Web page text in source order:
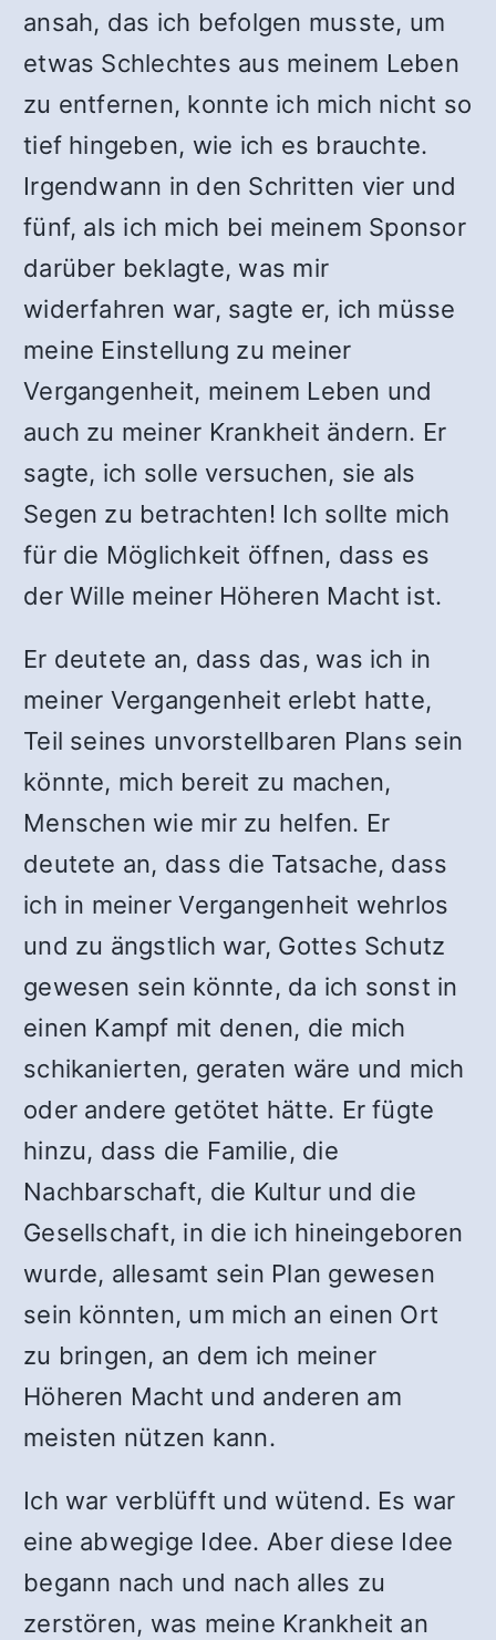
ansah, das ich befolgen musste, um
etwas Schlechtes aus meinem Leben
zu entfernen, konnte ich mich nicht so
tief hingeben, wie ich es brauchte.
Irgendwann in den Schritten vier und
fünf, als ich mich bei meinem Sponsor
darüber beklagte, was mir
widerfahren war, sagte er, ich müsse
meine Einstellung zu meiner
Vergangenheit, meinem Leben und
auch zu meiner Krankheit ändern. Er
sagte, ich solle versuchen, sie als
Segen zu betrachten! Ich sollte mich
für die Möglichkeit öffnen, dass es
der Wille meiner Höheren Macht ist.
Er deutete an, dass das, was ich in
meiner Vergangenheit erlebt hatte,
Teil seines unvorstellbaren Plans sein
könnte, mich bereit zu machen,
Menschen wie mir zu helfen. Er
deutete an, dass die Tatsache, dass
ich in meiner Vergangenheit wehrlos
und zu ängstlich war, Gottes Schutz
gewesen sein könnte, da ich sonst in
einen Kampf mit denen, die mich
schikanierten, geraten wäre und mich
oder andere getötet hätte. Er fügte
hinzu, dass die Familie, die
Nachbarschaft, die Kultur und die
Gesellschaft, in die ich hineingeboren
wurde, allesamt sein Plan gewesen
sein könnten, um mich an einen Ort
zu bringen, an dem ich meiner
Höheren Macht und anderen am
meisten nützen kann.
Ich war verblüfft und wütend. Es war
eine abwegige Idee. Aber diese Idee
begann nach und nach alles zu
zerstören, was meine Krankheit an